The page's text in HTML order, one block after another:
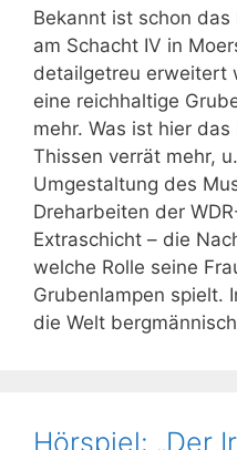
Bekannt ist schon
am Schacht IV in
detailgetreu erweitert
eine reichhaltige
mehr. Was ist hier
Thissen verrät mehr,
Umgestaltung des
Dreharbeiten der
Extraschicht – die
welche Rolle seine
Grubenlampen spielt.
die Welt
Hörspiel: „Der